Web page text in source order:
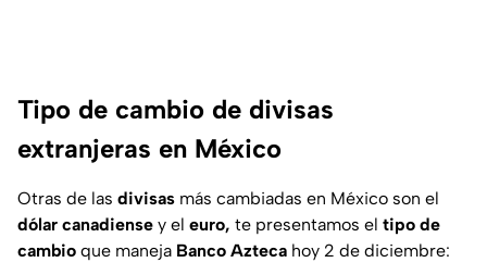
Tipo de cambio de divisas
extranjeras en México
Otras de las divisas más cambiadas en México son el
dólar canadiense y el euro, te presentamos el tipo de
cambio que maneja Banco Azteca hoy 2 de diciembre: